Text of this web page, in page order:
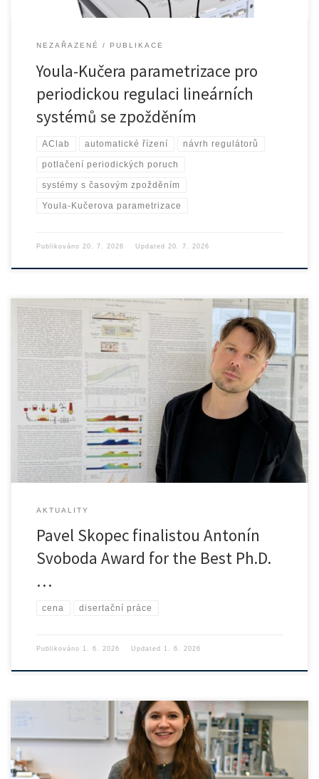
NEZAŘAZENÉ PUBLIKACE
Youla-Kučera parametrizace pro
periodickou regulaci lineárních
systémů se zpožděním
AClab automatické řízení návrh regulátorů
potlačení periodických poruch
systémy s časovým zpožděním
Youla-Kučerova parametrizace
Publikováno 20. 7. 2026 Updated 20. 7. 2026
Ing. Pavel Skopec, Ph.D., působící na Ústavu přístrojové a řídicí […]
AKTUALITY
Pavel Skopec finalistou Antonín
Svoboda Award for the Best Ph.D.
…
cena disertační práce
Publikováno 1. 6. 2026 Updated 1. 6. 2026